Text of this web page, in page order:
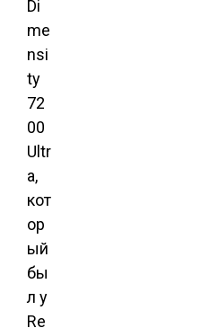
Di
me
nsi
ty
72
00
Ultr
a,
кот
ор
ый
бы
л у
Re